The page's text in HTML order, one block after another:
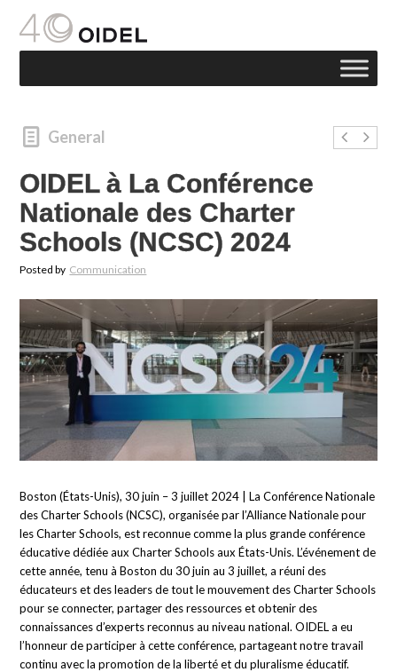
General
OIDEL à La Conférence
Nationale des Charter
Schools (NCSC) 2024
Posted by Communication
Boston (États-Unis), 30 juin – 3 juillet 2024 | La Conférence Nationale
des Charter Schools (NCSC), organisée par l’Alliance Nationale pour
les Charter Schools, est reconnue comme la plus grande conférence
éducative dédiée aux Charter Schools aux États-Unis. L’événement de
cette année, tenu à Boston du 30 juin au 3 juillet, a réuni des
éducateurs et des leaders de tout le mouvement des Charter Schools
pour se connecter, partager des ressources et obtenir des
connaissances d’experts reconnus au niveau national. OIDEL a eu
l’honneur de participer à cette conférence, partageant notre travail
continu avec la promotion de la liberté et du pluralisme éducatif.